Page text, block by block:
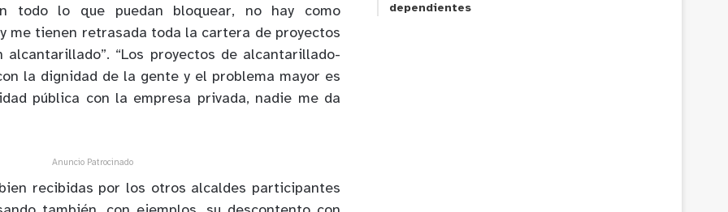
todo lo que puedan bloquear, no hay como
me tienen retrasada toda la cartera de proyectos
“Los proyectos de alcantarillado-
la dignidad de la gente y el problema mayor es
pública con la empresa privada, nadie me da
Anuncio Patrocinado
recibidas por los otros alcaldes participantes
dependientes